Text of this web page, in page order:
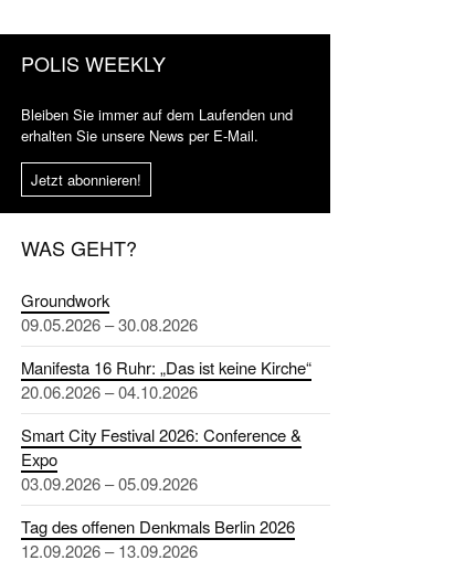
POLIS WEEKLY
Bleiben Sie immer auf dem Laufenden und
erhalten Sie unsere News per E-Mail.
Jetzt abonnieren!
WAS GEHT?
Groundwork
09.05.2026 – 30.08.2026
Manifesta 16 Ruhr: „Das ist keine Kirche“
20.06.2026 – 04.10.2026
Smart City Festival 2026: Conference &
Expo
03.09.2026 – 05.09.2026
Tag des offenen Denkmals Berlin 2026
12.09.2026 – 13.09.2026